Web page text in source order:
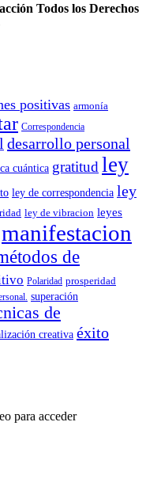
Todos los Derechos
positivas armonía
Correspondencia
desarrollo personal
cuántica gratitud ley
ley de correspondencia ley
ley de vibracion leyes
manifestacion
de
Polaridad prosperidad
superación
de
creativa éxito
para acceder